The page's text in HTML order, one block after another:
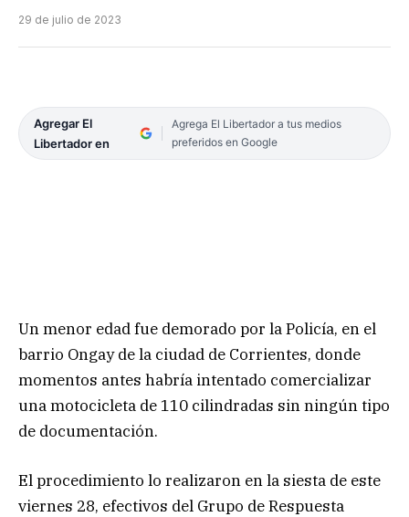
29 de julio de 2023
Agregar El
Libertador en
Agrega El Libertador a tus medios
preferidos en Google
Un menor edad fue demorado por la Policía, en el
barrio Ongay de la ciudad de Corrientes, donde
momentos antes habría intentado comercializar
una motocicleta de 110 cilindradas sin ningún tipo
de documentación.
El procedimiento lo realizaron en la siesta de este
viernes 28, efectivos del Grupo de Respuesta